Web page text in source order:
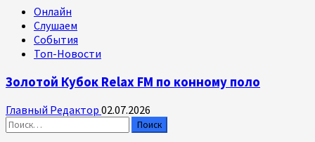
Онлайн
Слушаем
События
Топ-Новости
Золотой Кубок Relax FM по конному поло
Главный Редактор 02.07.2026
Найти: